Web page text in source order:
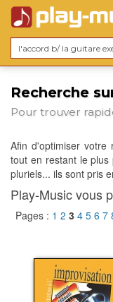
Recherche
Pour trouver
Afin d'optimiser votre
tout en restant le
pluriels... ils sont pris
Play-Music vous
Pages : 1 2 3 4 5 6 7